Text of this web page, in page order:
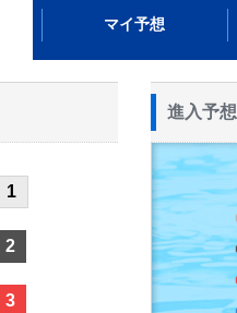
マイ予想
1
2
3
進入予想